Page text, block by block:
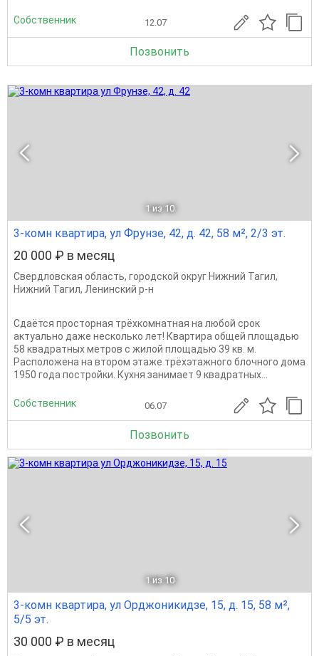
Собственник 12.07
Позвонить
1 из 10
3-комн квартира, ул Фрунзе, 42, д. 42, 58 м², 2/3 эт.
20 000 ₽ в месяц
Свердловская область, городской округ Нижний Тагил,
Нижний Тагил, Ленинский р-н
Сдаётся просторная трёхкомнатная на любой срок
актуально даже несколько лет! Квартира общей площадью
58 квадратных метров с жилой площадью 39 кв. м.
Расположена на втором этаже трёхэтажного блочного дома
1950 года постройки. Кухня занимает 9 квадратных...
Собственник 06.07
Позвонить
1 из 10
3-комн квартира, ул Орджоникидзе, 15, д. 15, 58 м²,
5/5 эт.
30 000 ₽ в месяц